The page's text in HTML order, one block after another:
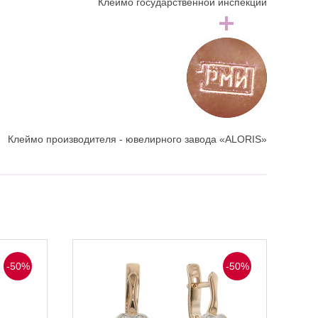
Клеймо производителя - ювелирного завода «ALORIS»
-50% -50%